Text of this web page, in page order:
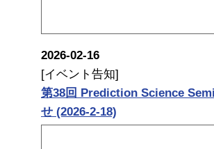
2026-02-16
[イベント告知]
第38回 Prediction Science
せ (2026-2-18)